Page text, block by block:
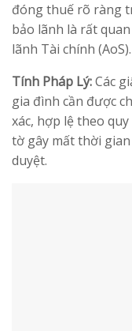
đóng thuế rõ ràng
bảo lãnh là rất
lãnh Tài chính (AoS).
Tính Pháp Lý:Các
gia đình cần được
xác, hợp lệ theo
tờ gây mất thời
duyệt.